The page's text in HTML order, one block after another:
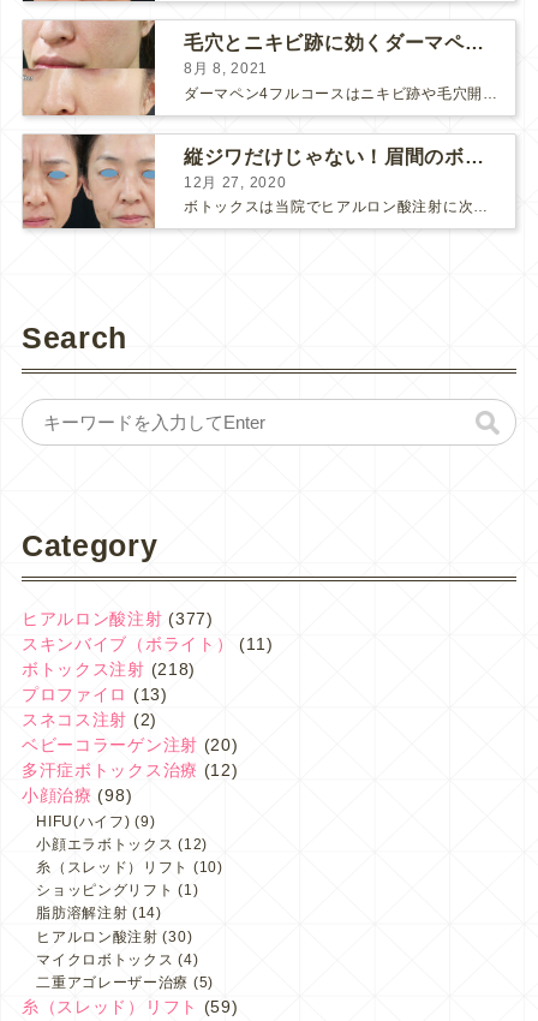
毛穴とニキビ跡に効くダーマペン４フルコース
8月 8, 2021
ダーマペン4フルコースはニキビ跡や毛穴開きで悩まれている方に自信を持ってお勧めできる美肌治療です。 ↑ ダーマペン4フルコースを4回行いました。 ニキビ跡と毛穴開きが改善して肌のキメが整いまし...
縦ジワだけじゃない！眉間のボトックス注射
12月 27, 2020
ボトックスは当院でヒアルロン酸注射に次いで人気のある治療です。 私自身、美容治療が制限されていた妊娠・授乳中に一番やりたかったのはボトックスで、 「ボトックスが世の中から無くなったら困る！」と...
Search
Category
ヒアルロン酸注射 (377)
スキンバイブ（ボライト）
(11)
ボトックス注射 (218)
プロファイロ (13)
スネコス注射 (2)
ベビーコラーゲン注射 (20)
多汗症ボトックス治療 (12)
小顔治療 (98)
HIFU(ハイフ) (9)
小顔エラボトックス (12)
糸（スレッド）リフト (10)
ショッピングリフト (1)
脂肪溶解注射 (14)
ヒアルロン酸注射 (30)
マイクロボトックス (4)
二重アゴレーザー治療 (5)
糸（スレッド）リフト
(59)